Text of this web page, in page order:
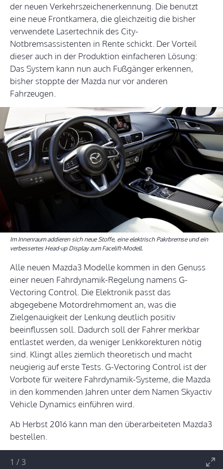
der neuen Verkehrszeichenerkennung. Die benutzt
eine neue Frontkamera, die gleichzeitig die bisher
verwendete Lasertechnik des City-
Notbremsassistenten in Rente schickt. Der Vorteil
dieser auch in der Produktion einfacheren Lösung:
Das System kann nun auch Fußgänger erkennen,
bisher stoppte der Mazda nur vor anderen
Fahrzeugen.
Im Innenraum addieren sich neue Stoffe, eine elektrisch Pakrbremse und ein
verbessertes Head-up Display zum Facelift-Modell.
Alle neuen Mazda3 Modelle kommen in den Genuss
einer neuen Fahrdynamik-Regelung namens G-
Vectoring Control. Die Elektronik passt das
abgegebene Motordrehmoment an, was die
Zielgenauigkeit der Lenkung deutlich positiv
beeinflussen soll. Dadurch soll der Fahrer merkbar
entlastet werden, da weniger Lenkkorekturen nötig
sind. Klingt alles ziemlich theoretisch und macht
neugierig auf erste Tests. G-Vectoring Control ist der
Vorbote für weitere Fahrdynamik-Systeme, die Mazda
in den kommenden Jahren unter dem Namen Skyactiv
Vehicle Dynamics einführen wird.
Ab Herbst 2016 kann man den überarbeiteten Mazda3
bestellen.
1 /3